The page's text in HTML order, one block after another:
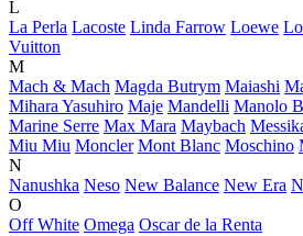
L
La Perla Lacoste Linda Farrow Loewe
Vuitton
M
Mach & Mach Magda Butrym Maiashi
Mihara Yasuhiro Maje Mandelli Manolo
Marine Serre Max Mara Maybach
Miu Miu Moncler Mont Blanc Moschino
N
Nanushka Neso New Balance New Era
O
Off White Omega Oscar de la Renta